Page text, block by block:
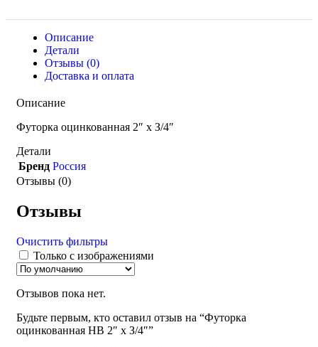
Описание
Детали
Отзывы (0)
Доставка и оплата
Описание
Футорка оцинкованная 2″ х З/4″
Детали
Бренд Россия
Отзывы (0)
Отзывы
Очистить фильтры
Только с изображениями
Отзывов пока нет.
Будьте первым, кто оставил отзыв на “Футорка
оцинкованная НВ 2″ х З/4″”